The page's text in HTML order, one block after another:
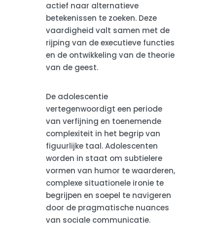
actief naar alternatieve
betekenissen te zoeken. Deze
vaardigheid valt samen met de
rijping van de executieve functies
en de ontwikkeling van de theorie
van de geest.
De adolescentie
vertegenwoordigt een periode
van verfijning en toenemende
complexiteit in het begrip van
figuurlijke taal. Adolescenten
worden in staat om subtielere
vormen van humor te waarderen,
complexe situationele ironie te
begrijpen en soepel te navigeren
door de pragmatische nuances
van sociale communicatie.